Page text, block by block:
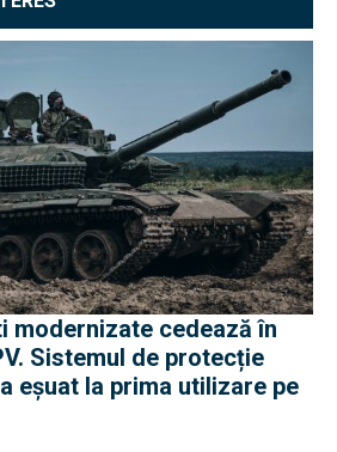
modernizate cedează în
Sistemul de protecție
eșuat la prima utilizare pe